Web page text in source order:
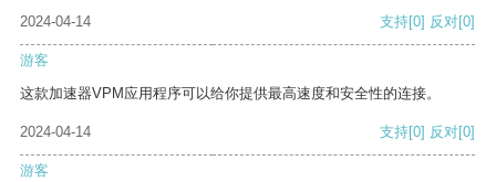
2024-04-14
支持[0] 反对[0]
游客
这款加速器VPM应用程序可以给你提供最高速度和安全性的连接。
2024-04-14 支持[0] 反对[0]
游客